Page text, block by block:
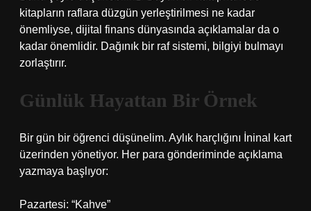
kitapların raflara düzgün yerleştirilmesi ne kadar
önemliyse, dijital finans dünyasında açıklamalar da o
kadar önemlidir. Dağınık bir raf sistemi, bilgiyi bulmayı
zorlaştırır.
Günlük Hayattan Bir Örnek
Bir gün bir öğrenci düşünelim. Aylık harçlığını İninal kart
üzerinden yönetiyor. Her para gönderiminde açıklama
yazmaya başlıyor:
Pazartesi: “Kahve”